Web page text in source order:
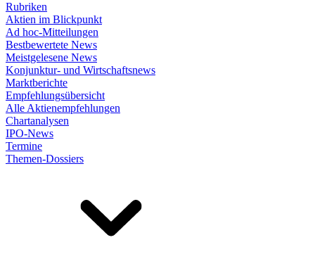
Rubriken
Aktien im Blickpunkt
Ad hoc-Mitteilungen
Bestbewertete News
Meistgelesene News
Konjunktur- und Wirtschaftsnews
Marktberichte
Empfehlungsübersicht
Alle Aktienempfehlungen
Chartanalysen
IPO-News
Termine
Themen-Dossiers